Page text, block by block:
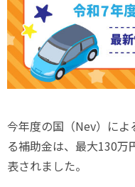
今年度の国（Nev）によ
る補助金は、最大130
表されました。